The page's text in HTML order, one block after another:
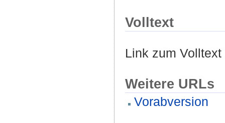
Volltext
Link zum
Weitere URLs
Vorabversion